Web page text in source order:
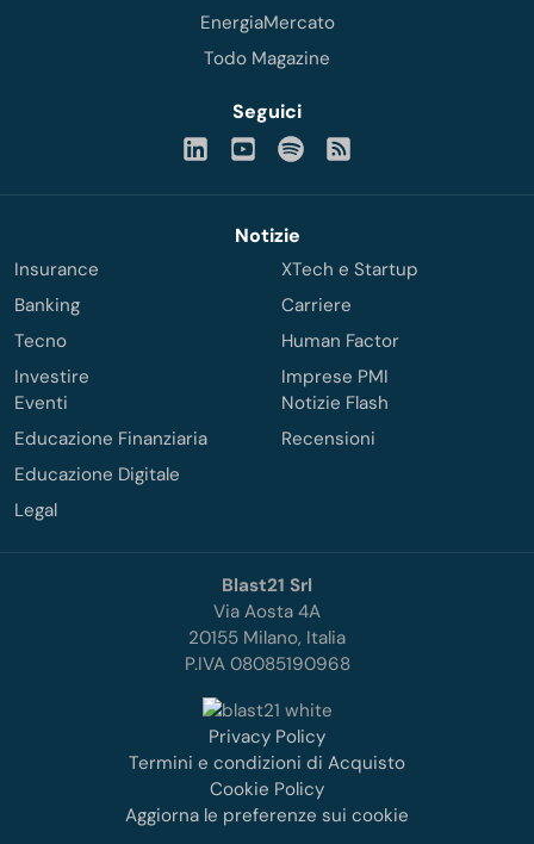
EnergiaMercato
Todo Magazine
Seguici
Notizie
Insurance
Banking
Tecno
Investire
XTech e Startup
Carriere
Human Factor
Imprese PMI
Eventi
Educazione Finanziaria
Educazione Digitale
Legal
Notizie Flash
Recensioni
Blast21 Srl
Via Aosta 4A
20155 Milano, Italia
P.IVA 08085190968
Privacy Policy
Termini e condizioni di Acquisto
Cookie Policy
Aggiorna le preferenze sui cookie